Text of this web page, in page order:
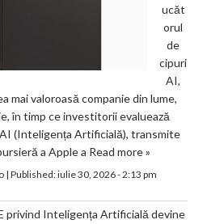
ucăt
orul
de
cipuri
AI,
mai valoroasă companie din lume,
în timp ce investitorii evaluează
(Inteligența Artificială), transmite
a Apple a Read more »
| Published:iulie 30, 2026 - 2:13 pm
privind Inteligența Artificială devine